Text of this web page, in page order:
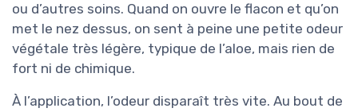
ou d’autres soins. Quand on ouvre le flacon et qu’on
met le nez dessus, on sent à peine une petite odeur
végétale très légère, typique de l’aloe, mais rien de
fort ni de chimique.
À l’application, l’odeur disparaît très vite. Au bout de